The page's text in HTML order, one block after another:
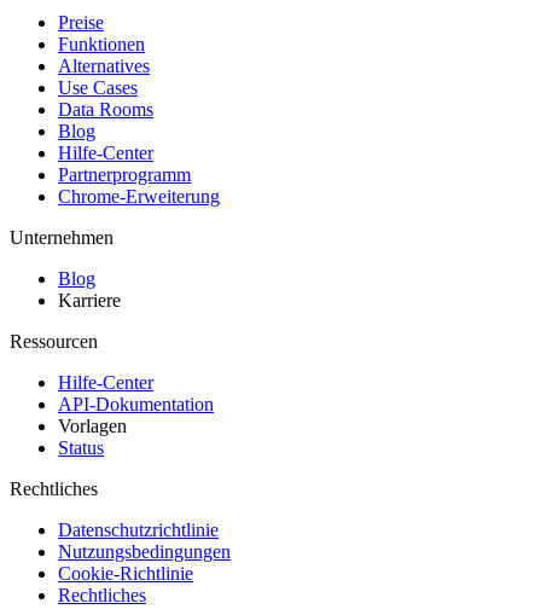
Preise
Funktionen
Alternatives
Use Cases
Data Rooms
Blog
Hilfe-Center
Partnerprogramm
Chrome-Erweiterung
Unternehmen
Blog
Karriere
Ressourcen
Hilfe-Center
API-Dokumentation
Vorlagen
Status
Rechtliches
Datenschutzrichtlinie
Nutzungsbedingungen
Cookie-Richtlinie
Rechtliches